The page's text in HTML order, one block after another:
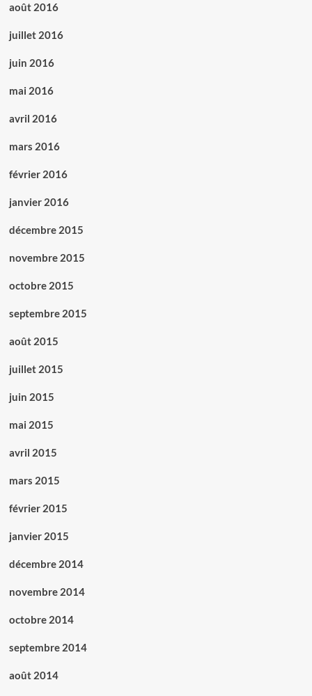
août 2016
juillet 2016
juin 2016
mai 2016
avril 2016
mars 2016
février 2016
janvier 2016
décembre 2015
novembre 2015
octobre 2015
septembre 2015
août 2015
juillet 2015
juin 2015
mai 2015
avril 2015
mars 2015
février 2015
janvier 2015
décembre 2014
novembre 2014
octobre 2014
septembre 2014
août 2014